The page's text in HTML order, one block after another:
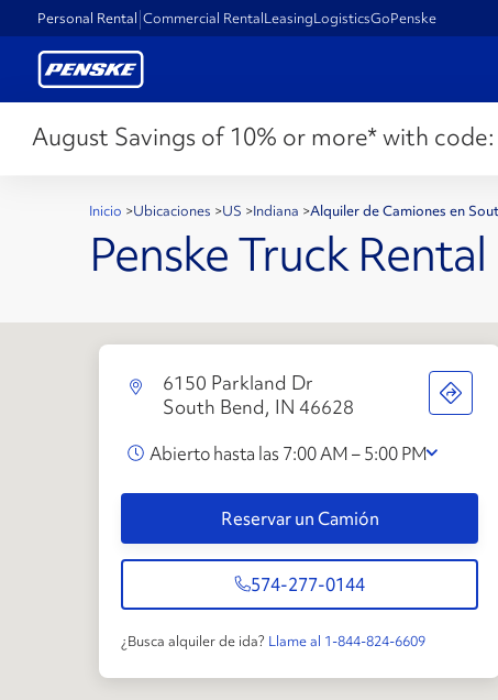
Personal Rental Commercial RentalLeasingLogisticsGoPenske
August Savings of 10% or more* with code:
Inicio >Ubicaciones >US >Indiana >Alquiler de Camiones en
Penske Truck Rental
6150 Parkland Dr
South Bend, IN 46628
Abierto hasta las 7:00 AM – 5:00 PM
Reservar un Camión
574-277-0144
¿Busca alquiler de ida? Llame al 1-844-824-6609